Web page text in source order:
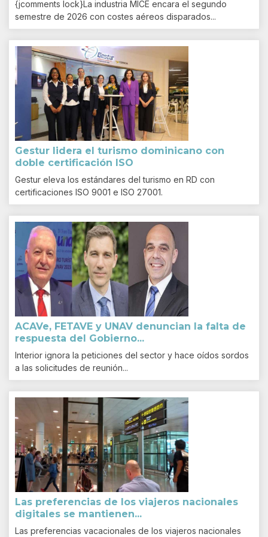
{jcomments lock}La industria MICE encara el segundo
semestre de 2026 con costes aéreos disparados...
Gestur lidera el turismo dominicano con
doble certificación ISO
Gestur eleva los estándares del turismo en RD con
certificaciones ISO 9001 e ISO 27001.
ACAVe, FETAVE y UNAV denuncian la falta de
respuesta del Gobierno...
Interior ignora la peticiones del sector y hace oídos sordos
a las solicitudes de reunión...
Las preferencias de los viajeros nacionales
digitales se mantienen...
Las preferencias vacacionales de los viajeros nacionales